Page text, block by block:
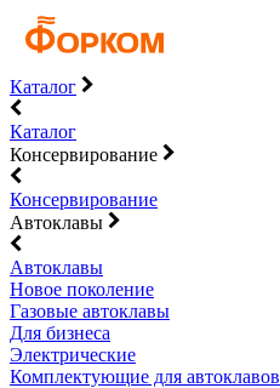
Каталог
Каталог
Консервирование
Консервирование
Автоклавы
Автоклавы
Новое поколение
Газовые автоклавы
Для бизнеса
Электрические
Комплектующие для автоклавов